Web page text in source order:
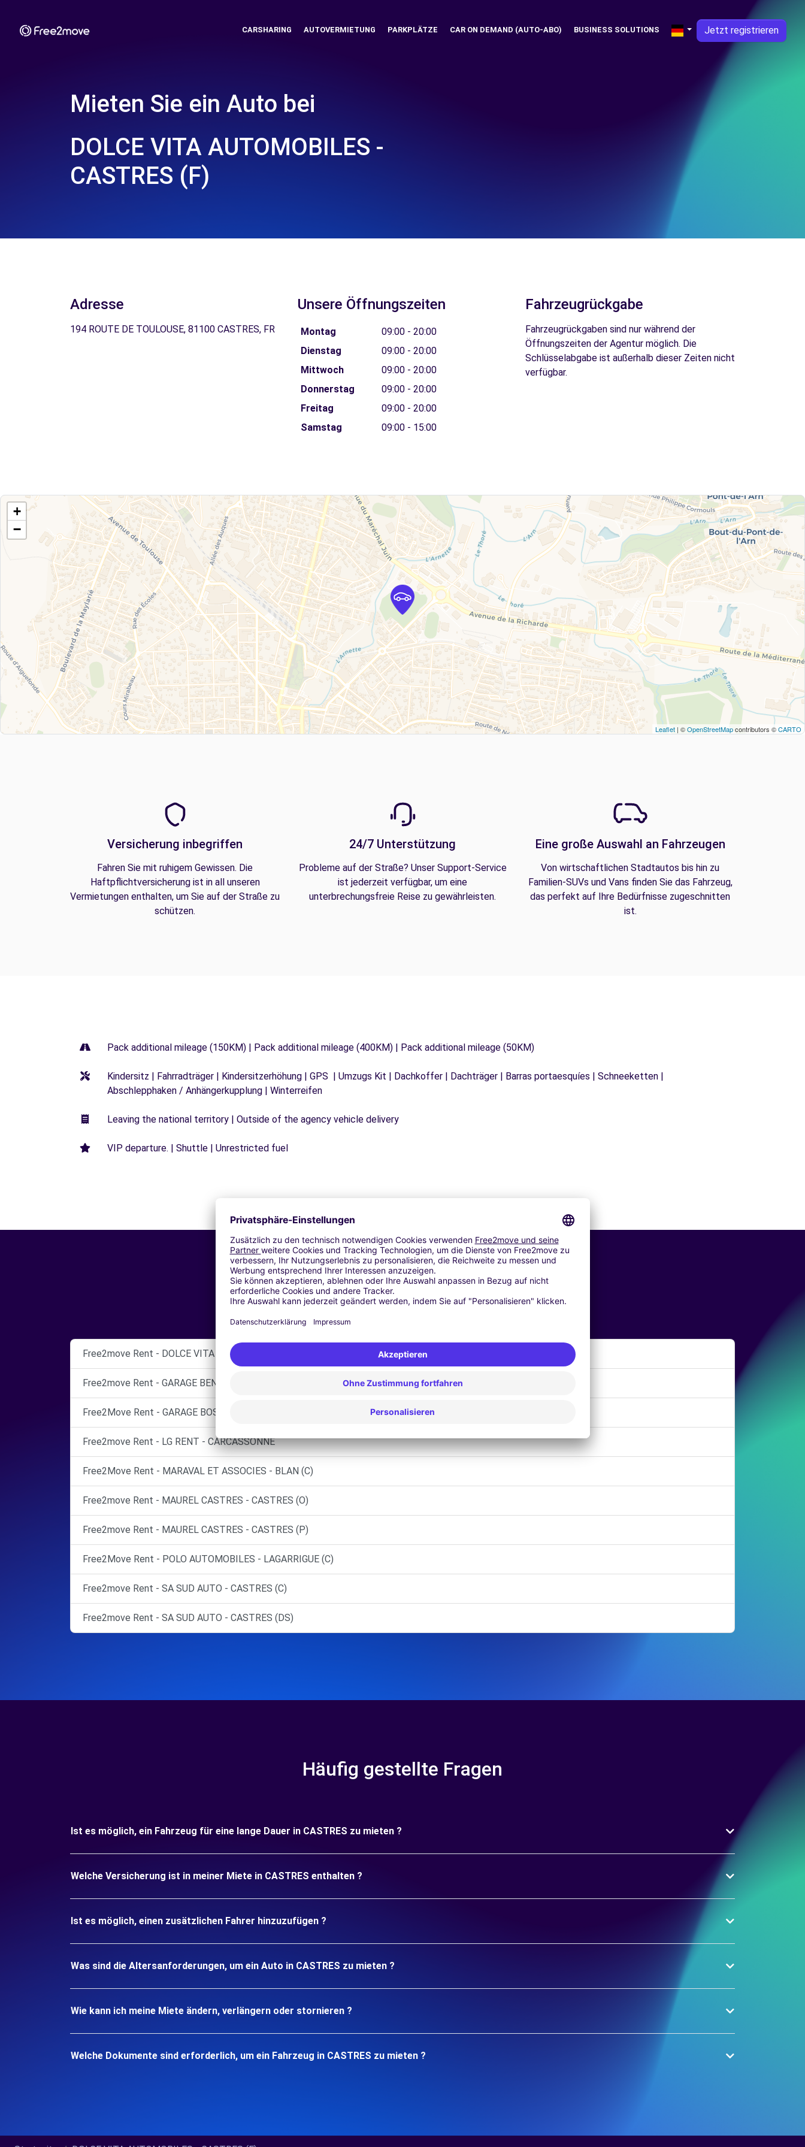
CARSHARING AUTOVERMIETUNG PARKPLÄTZE CAR ON DEMAND (AUTO-ABO) BUSINESS SOLUTIONS Jetzt registrieren
Mieten Sie ein Auto bei
DOLCE VITA AUTOMOBILES -
CASTRES (F)
Adresse
194 ROUTE DE TOULOUSE, 81100 CASTRES, FR
Unsere Öffnungszeiten
Montag
09:00 - 20:00
Dienstag
09:00 - 20:00
Mittwoch
09:00 - 20:00
Donnerstag
09:00 - 20:00
Freitag
09:00 - 20:00
Samstag
09:00 - 15:00
Fahrzeugrückgabe
Fahrzeugrückgaben sind nur während der
Öffnungszeiten der Agentur möglich. Die
Schlüsselabgabe ist außerhalb dieser Zeiten nicht
verfügbar.
+
−
Leaflet | ©OpenStreetMapcontributors ©CARTO
Versicherung inbegriffen
Fahren Sie mit ruhigem Gewissen. Die
Haftpflichtversicherung ist in all unseren
Vermietungen enthalten, um Sie auf der Straße zu
schützen.
24/7 Unterstützung
Probleme auf der Straße? Unser Support-Service
ist jederzeit verfügbar, um eine
unterbrechungsfreie Reise zu gewährleisten.
Eine große Auswahl an Fahrzeugen
Von wirtschaftlichen Stadtautos bis hin zu
Familien-SUVs und Vans finden Sie das Fahrzeug,
das perfekt auf Ihre Bedürfnisse zugeschnitten
ist.
Pack additional mileage (150KM) | Pack additional mileage (400KM) | Pack additional mileage (50KM)
Kindersitz | Fahrradträger | Kindersitzerhöhung | GPS | Umzugs Kit | Dachkoffer | Dachträger | Barras portaesquíes | Schneeketten |
Abschlepphaken / Anhängerkupplung | Winterreifen
Leaving the national territory | Outside of the agency vehicle delivery
VIP departure. | Shuttle | Unrestricted fuel
Ähnliche Agenturen
Free2move Rent - DOLCE VITA AUTOMOBILES - CASTRES (J)
Free2move Rent - GARAGE BENNE FRERES - PONT DE LARN
Free2Move Rent - GARAGE BOSCO - VIELMUR-SUR-AGOUT (C)
Free2move Rent - LG RENT - CARCASSONNE
Free2Move Rent - MARAVAL ET ASSOCIES - BLAN (C)
Free2move Rent - MAUREL CASTRES - CASTRES (O)
Free2move Rent - MAUREL CASTRES - CASTRES (P)
Free2Move Rent - POLO AUTOMOBILES - LAGARRIGUE (C)
Free2move Rent - SA SUD AUTO - CASTRES (C)
Free2move Rent - SA SUD AUTO - CASTRES (DS)
Häufig gestellte Fragen
Ist es möglich, ein Fahrzeug für eine lange Dauer in CASTRES zu mieten ?
Welche Versicherung ist in meiner Miete in CASTRES enthalten ?
Ist es möglich, einen zusätzlichen Fahrer hinzuzufügen ?
Was sind die Altersanforderungen, um ein Auto in CASTRES zu mieten ?
Wie kann ich meine Miete ändern, verlängern oder stornieren ?
Welche Dokumente sind erforderlich, um ein Fahrzeug in CASTRES zu mieten ?